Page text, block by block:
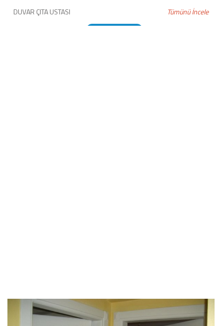
DUVAR ÇITA USTASI Tümünü İncele